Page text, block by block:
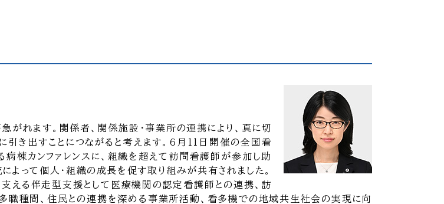
れます。関係者、関係施設・事業所の連携により、真に切
引き出すことにつながると考えます。6月11日開催の全国看
棟カンファレンスに、組織を超えて訪問看護師が参加し助
って個人・組織の成長を促す取り組みが共有されました。
える伴走型支援として医療機関の認定看護師との連携、訪
職種間、住民との連携を深める事業所活動、看多機での地域共生社会の実現に向